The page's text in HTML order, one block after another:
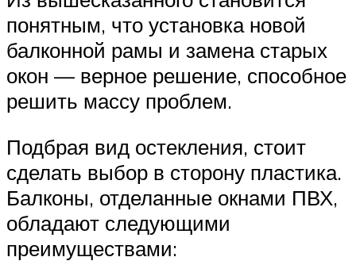
понятным, что установка новой
балконной рамы и замена старых
окон — верное решение, способное
решить массу проблем.
Подбрая вид остекления, стоит
сделать выбор в сторону пластика.
Балконы, отделанные окнами ПВХ,
обладают следующими
преимуществами: